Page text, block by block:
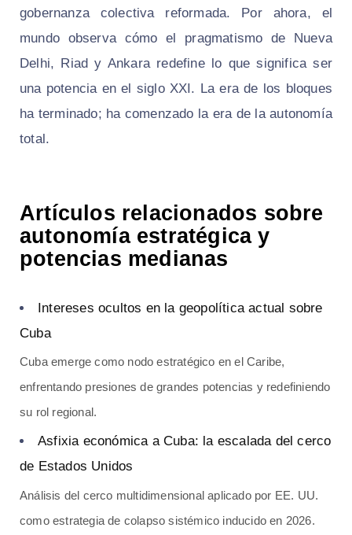
gobernanza colectiva reformada. Por ahora, el
mundo observa cómo el pragmatismo de Nueva
Delhi, Riad y Ankara redefine lo que significa ser
una potencia en el siglo XXI. La era de los bloques
ha terminado; ha comenzado la era de la autonomía
total.
Artículos relacionados sobre
autonomía estratégica y
potencias medianas
Intereses ocultos en la geopolítica actual sobre
Cuba
Cuba emerge como nodo estratégico en el Caribe,
enfrentando presiones de grandes potencias y redefiniendo
su rol regional.
Asfixia económica a Cuba: la escalada del cerco
de Estados Unidos
Análisis del cerco multidimensional aplicado por EE. UU.
como estrategia de colapso sistémico inducido en 2026.